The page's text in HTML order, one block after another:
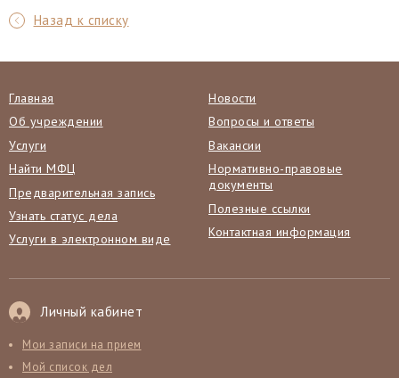
Назад к списку
Главная
Об учреждении
Услуги
Найти МФЦ
Предварительная запись
Узнать статус дела
Услуги в электронном виде
Новости
Вопросы и ответы
Вакансии
Нормативно-правовые
документы
Полезные ссылки
Контактная информация
Личный кабинет
Мои записи на прием
Мой список дел